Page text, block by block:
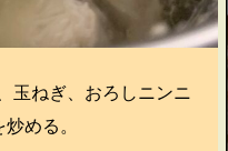
ねぎ、おろしニンニ
める。